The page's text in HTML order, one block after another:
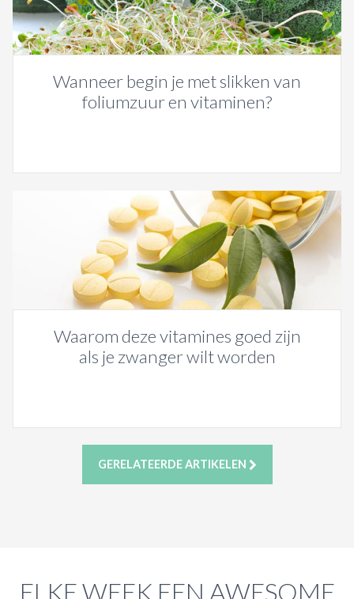
Wanneer begin je met slikken van
foliumzuur en vitaminen?
Waarom deze vitamines goed zijn
als je zwanger wilt worden
GERELATEERDE ARTIKELEN
ELKE WEEK EEN AWESOME